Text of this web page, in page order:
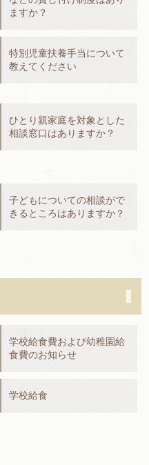
ますか？
特別児童扶養手当について
教えてください
ひとり親家庭を対象とした
相談窓口はありますか？
子どもについての相談がで
きるところはありますか？
学校給食費および幼稚園給
食費のお知らせ
学校給食